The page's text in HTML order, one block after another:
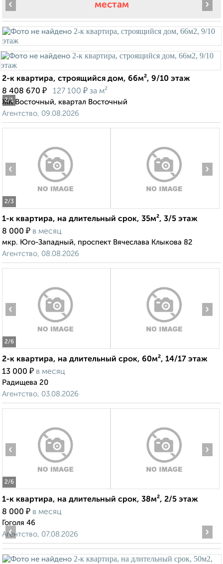
местам
2/1
‹ ›
2-к квартира, строящийся дом, 66м², 9/10 этаж
8 408 670 ₽ 127 100 ₽ за м²
ЖК Восточный, квартал Восточный
Агентство, 09.08.2026
2/3
‹ ›
1-к квартира, на длительный срок, 35м², 3/5 этаж
8 000 ₽ в месяц
мкр. Юго-Западный, проспект Вячеслава Клыкова 82
Агентство, 08.08.2026
2/6
‹ ›
2-к квартира, на длительный срок, 60м², 14/17 этаж
13 000 ₽ в месяц
Радищева 20
Агентство, 03.08.2026
2/6
‹ ›
1-к квартира, на длительный срок, 38м², 2/5 этаж
8 000 ₽ в месяц
Гоголя 46
Агентство, 07.08.2026
‹ ›